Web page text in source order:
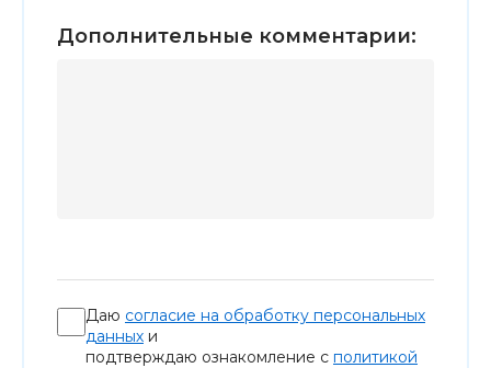
Дополнительные комментарии:
Даю согласие на обработку персональных
данных и
подтверждаю ознакомление с политикой